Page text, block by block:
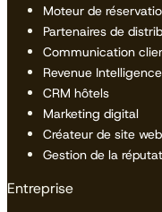
Moteur de
Partenaires de
Communication
Revenue Intelligence
CRM hôtels
Marketing digital
Créateur de site web
Gestion de la
Entreprise